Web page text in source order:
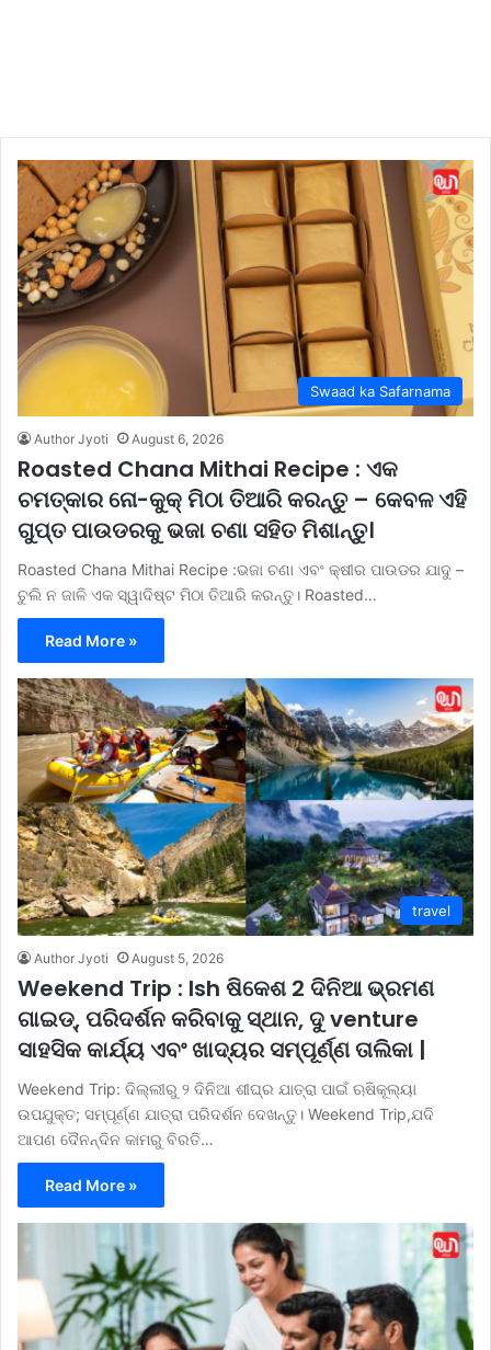
Swaad ka Safarnama
Author Jyoti August 6, 2026
Roasted Chana Mithai Recipe : ଏକ
ଚମତ୍କାର ନୋ-କୁକ୍ ମିଠା ତିଆରି କରନ୍ତୁ – କେବଳ ଏହି
ଗୁପ୍ତ ପାଉଡରକୁ ଭଜା ଚଣା ସହିତ ମିଶାନ୍ତୁ।
Roasted Chana Mithai Recipe :ଭଜା ଚଣା ଏବଂ କ୍ଷୀର ପାଉଡର ଯାଦୁ –
ଚୁଲି ନ ଜାଳି ଏକ ସ୍ୱାଦିଷ୍ଟ ମିଠା ତିଆରି କରନ୍ତୁ। Roasted…
Read More »
travel
Author Jyoti August 5, 2026
Weekend Trip : Ish ଷିକେଶ 2 ଦିନିଆ ଭ୍ରମଣ
ଗାଇଡ୍, ପରିଦର୍ଶନ କରିବାକୁ ସ୍ଥାନ, ଦୁ venture
ସାହସିକ କାର୍ଯ୍ୟ ଏବଂ ଖାଦ୍ୟର ସମ୍ପୂର୍ଣ୍ଣ ତାଲିକା |
Weekend Trip: ଦିଲ୍ଲୀରୁ ୨ ଦିନିଆ ଶୀଘ୍ର ଯାତ୍ରା ପାଇଁ ଋଷିକୂଲ୍ୟା
ଉପଯୁକ୍ତ; ସମ୍ପୂର୍ଣ୍ଣ ଯାତ୍ରା ପରିଦର୍ଶନ ଦେଖନ୍ତୁ। Weekend Trip,ଯଦି
ଆପଣ ଦୈନନ୍ଦିନ କାମରୁ ବିରତି…
Read More »